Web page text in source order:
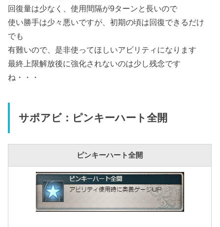
回復量は少なく、使用間隔が9ターンと長いので
使い勝手は少々悪いですが、初期の頃は回復できるだけ
でも
有難いので、是非使ってほしいアビリティになります
最終上限解放後に強化されないのは少し残念です
ね・・・
サポアビ：ピンキーハート全開
ピンキーハート全開